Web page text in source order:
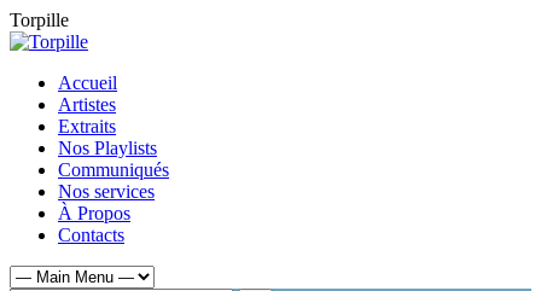
Torpille
Accueil
Artistes
Extraits
Nos Playlists
Communiqués
Nos services
À Propos
Contacts